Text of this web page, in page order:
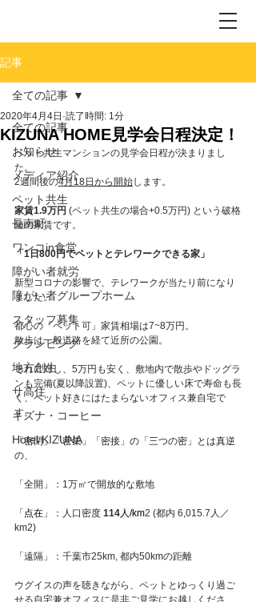
記事
全ての記事
お知らせ
メディア紹介
ペット共生
長南町
ワンコin食堂
障がい者就労
障がい者グループホーム
スタッフ募集
グランピング
地方創生
サ高住
キズナ・コーヒー
Hotel KIZUNA
全ての記事
KIZUNA HOME見学会日程決定！
2020年4月4日 読了時間: 1分
ペット共生マンションの見学会日程が決まりまし
た。
2週間後の4月18日から開始します。
家賃1.9万円 (ペット共生の場合+0.5万円) という破格
値の家賃です。
「1日800円でペットとテレワークできる家」
新型コロナの影響で、テレワークが当たり前になり
ました。
都心の「ペット可」家賃相場は7~8万円。
散歩は一般道路を経て近所の公園。
それに対し、5万円も安く、敷地内で散歩やドッグラ
ンも完備(夏以降設置)、ペットに優しい床で寿命も長
く、ペット好きにはたまらないオフィス兼自宅で
す。
「密閉」「密集」「密接」の「三つの密」とは真逆
の、
「全開」：1万㎡で開放的な敷地
「 点在 」：人口密度 114人/km2 (都内 6,015.7人／
km2)
「遠隔」：千葉市25km, 都内50kmの距離
ウグイスの声を聴きながら、ペットとゆっくり過ご
せる自宅兼オフィスに是非ご見学にお越しくださ